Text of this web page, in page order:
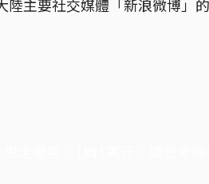
主要社交媒體「新浪微博」